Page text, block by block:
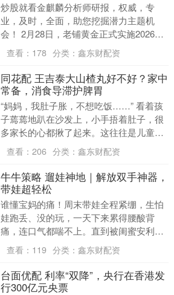
炒股就看金麒麟分析师研报，权威，专
业，及时，全面，助您挖掘潜力主题机
会！ 2月28日，老铺黄金正式实施2026年
首轮提价。 从老铺黄金线上电商旗舰店优
惠前的价格....
查看： 178 分类： 鑫东财配资
同花配 王吉泰大山楂丸好不好？家中
常备，消食导滞护脾胃
“妈妈，我肚子胀，不想吃饭……” 看着孩
子蔫蔫地趴在沙发上，小手捂着肚子，很
多家长的心都揪了起来。这往往是儿童积
食的典型信号。 在中医理论中，小儿“脾
常不足”，....
查看： 206 分类： 鑫东财配资
牛牛策略 遛娃神地｜解放双手神器，
带娃超轻松
谁懂宝妈的痛！周末带娃全程紧绷，生怕
娃跑丢、没的玩，一天下来累得腰酸背
痛，连口气都喘不上。直到被闺蜜安利万
家丽国际Mall，才解锁带娃新姿势，这里
就是解放双手的....
查看： 119 分类： 鑫东财配资
台面优配 利率“双降”，央行在香港发
行300亿元央票